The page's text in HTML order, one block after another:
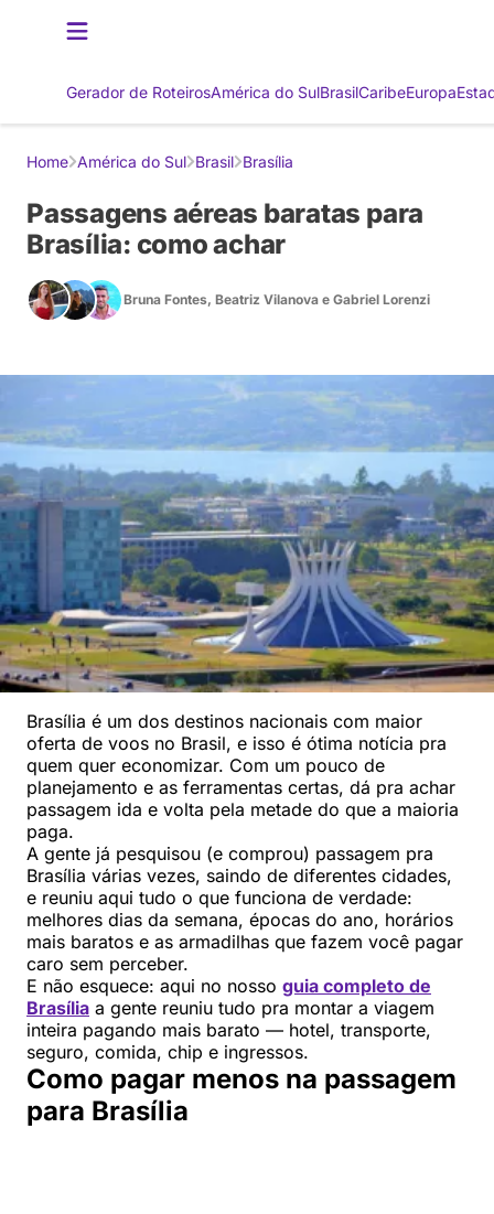
Gerador de RoteirosAmérica do SulBrasilCaribeEuropa
Home América do Sul Brasil Brasília
Passagens aéreas baratas para
Brasília: como achar
Bruna Fontes, Beatriz Vilanova e Gabriel Lorenzi
Brasília é um dos destinos nacionais com maior
oferta de voos no Brasil, e isso é ótima notícia pra
quem quer economizar. Com um pouco de
planejamento e as ferramentas certas, dá pra achar
passagem ida e volta pela metade do que a maioria
paga.
A gente já pesquisou (e comprou) passagem pra
Brasília várias vezes, saindo de diferentes cidades,
e reuniu aqui tudo o que funciona de verdade:
melhores dias da semana, épocas do ano, horários
mais baratos e as armadilhas que fazem você pagar
caro sem perceber.
E não esquece: aqui no nosso guia completo de
Brasília a gente reuniu tudo pra montar a viagem
inteira pagando mais barato — hotel, transporte,
seguro, comida, chip e ingressos.
Como pagar menos na passagem
para Brasília